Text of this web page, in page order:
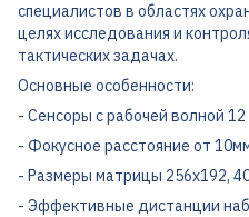
специалистов в областях
целях исследования и
тактических задачах.
Основные особенности:
- Сенсоры с рабочей волной
- Фокусное расстояние от
- Размеры матрицы 256х192,
- Эффективные дистанции